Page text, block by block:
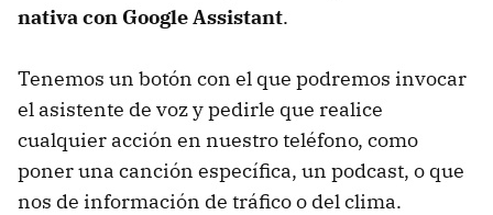
nativa con Google Assistant.
Tenemos un botón con el que podremos invocar
el asistente de voz y pedirle que realice
cualquier acción en nuestro teléfono, como
poner una canción específica, un podcast, o que
nos de información de tráfico o del clima.